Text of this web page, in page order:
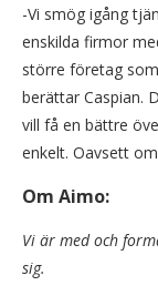
-Vi smög igång
enskilda firmor
större företag
berättar Caspian.
vill få en bättre
enkelt. Oavsett
Om Aimo:
Vi är med och
sig.